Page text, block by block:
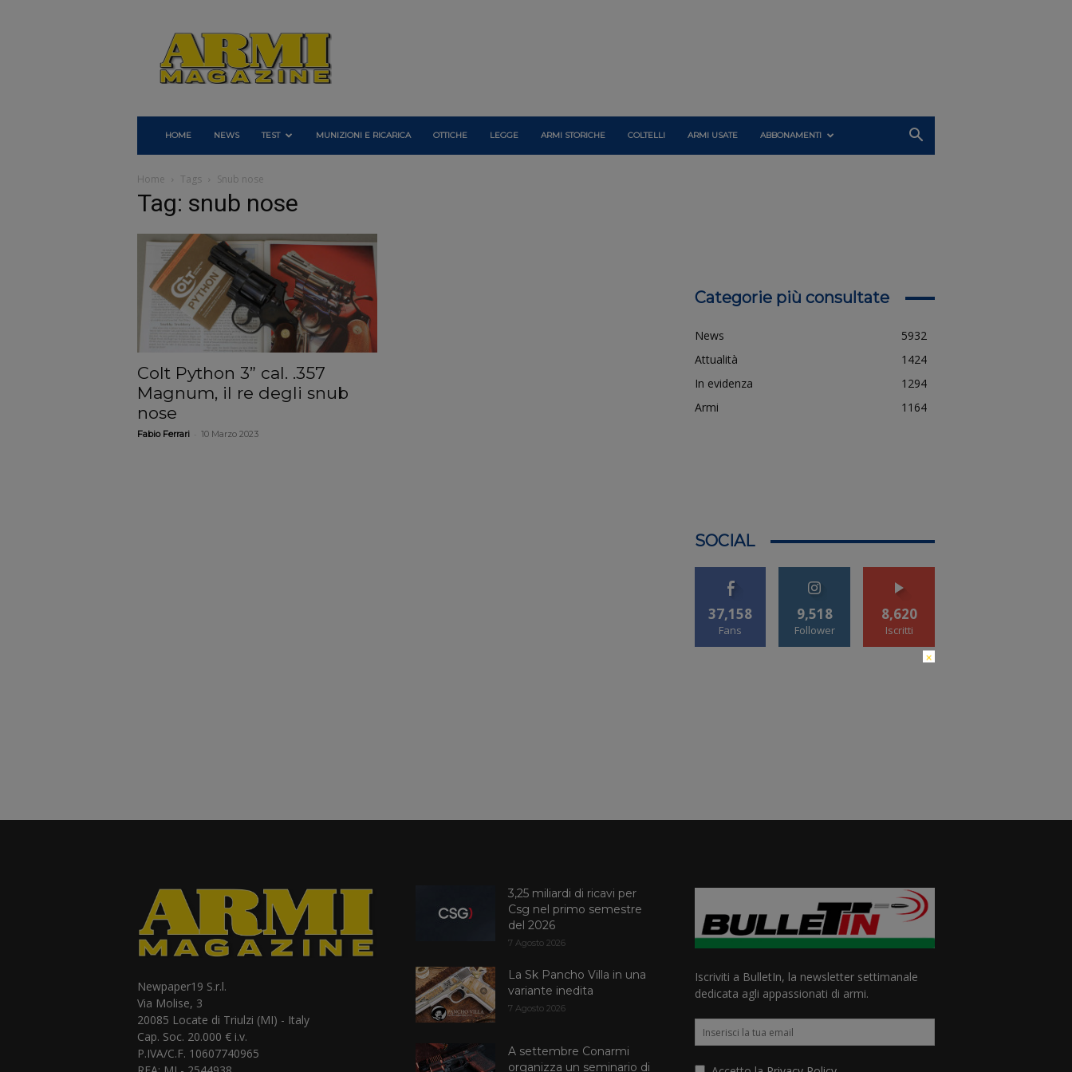
Armi
Magazine
HOME NEWS TEST MUNIZIONI E RICARICA OTTICHE LEGGE ARMI STORICHE COLTELLI ARMI USATE ABBONAMENTI
Home Tags Snub nose
Tag: snub nose
Colt Python 3” cal. .357
Magnum, il re degli snub
nose
Fabio Ferrari 10 Marzo 2023
Categorie più consultate
News
5932
Attualità
1424
In evidenza
1294
Armi
1164
SOCIAL
37,158
Fans
9,518
Follower
8,620
Iscritti
Newpaper19 S.r.l.
Via Molise, 3
20085 Locate di Triulzi (MI) - Italy
Cap. Soc. 20.000 € i.v.
P.IVA/C.F. 10607740965
3,25 miliardi di ricavi per
Csg nel primo semestre
del 2026
7 Agosto 2026
La Sk Pancho Villa in una
variante inedita
7 Agosto 2026
A settembre Conarmi
organizza un seminario di
Iscriviti a BulletIn, la newsletter settimanale
dedicata agli appassionati di armi.
×